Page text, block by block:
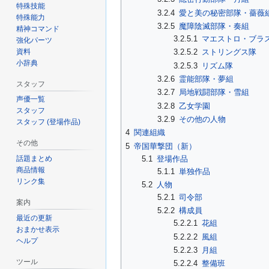
3.2.4 愛と美の秘密部隊・薔薇
3.2.5 魔障陰滅部隊・奏組
3.2.5.1
マエストロ・ブラ
3.2.5.2 ストリングス隊
3.2.5.3
リズム隊
3.2.6 霊能部隊・夢組
3.2.7 局地戦闘部隊・雪組
3.2.8 乙女学園
3.2.9 その他の人物
4 関連組織
5 帝国華撃団（新）
5.1 登場作品
5.1.1
単独作品
5.2
人物
5.2.1
司令部
5.2.2 構成員
5.2.2.1 花組
5.2.2.2 風組
5.2.2.3
月組
5.2.2.4 整備班
特殊技能
特殊能力
精神コマンド
強化パーツ
資料
小辞典
スタッフ
声優一覧
スタッフ
スタッフ (登場作品)
その他
話題まとめ
商品情報
リンク集
案内
最近の更新
おまかせ表示
ヘルプ
ツール